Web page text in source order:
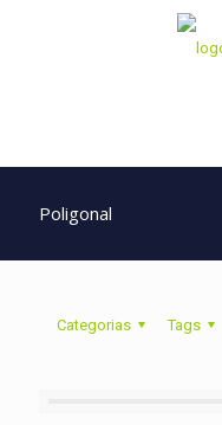
Poligonal
Categorias Tags